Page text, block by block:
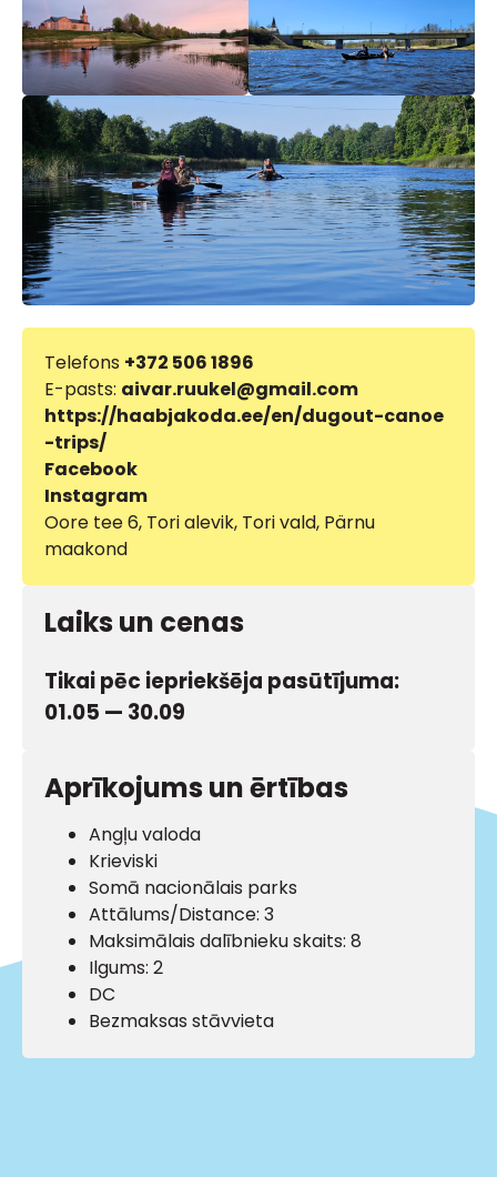
Telefons +372 506 1896
E-pasts: aivar.ruukel@gmail.com
https://haabjakoda.ee/en/dugout-canoe
-trips/
Facebook
Instagram
Oore tee 6, Tori alevik, Tori vald, Pärnu
maakond
Laiks un cenas
Tikai pēc iepriekšēja pasūtījuma:
01.05 — 30.09
Aprīkojums un ērtības
Angļu valoda
Krieviski
Somā nacionālais parks
Attālums/Distance: 3
Maksimālais dalībnieku skaits: 8
Ilgums: 2
DC
Bezmaksas stāvvieta